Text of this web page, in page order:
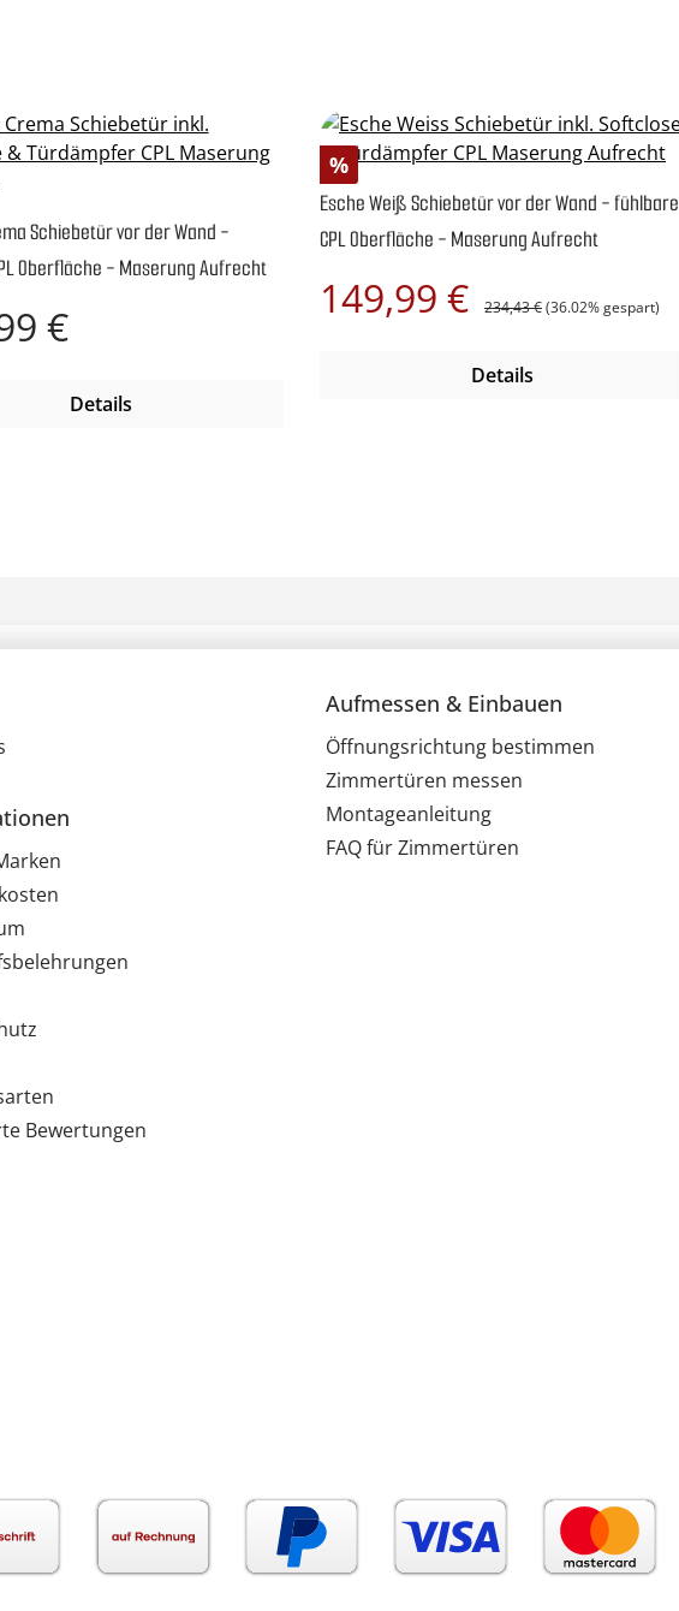
Schiebetür vor der Wand -
Oberfläche - Maserung Aufrecht
Preis:
€
Details
Rabatt
%
Esche Weiß Schiebetür vor der Wand - fühlbare
CPL Oberfläche - Maserung Aufrecht
Verkaufspreis:
149,99 €
234,43 €(36.02% gespart)
Details
Bewertungen
Aufmessen & Einbauen
Öffnungsrichtung bestimmen
Zimmertüren messen
Montageanleitung
FAQ für Zimmertüren